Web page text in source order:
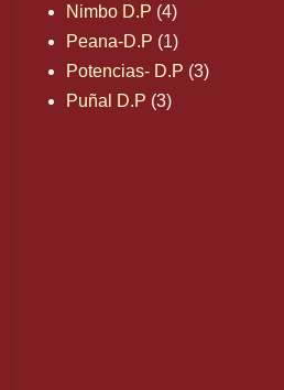
Nimbo D.P (4)
Peana-D.P (1)
Potencias- D.P (3)
Puñal D.P (3)